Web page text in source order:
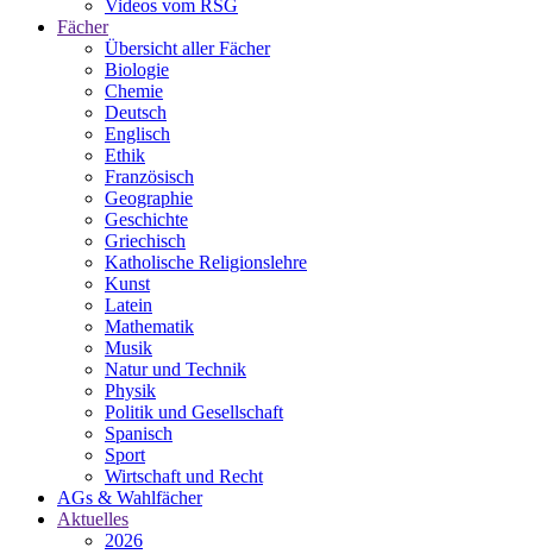
Videos vom RSG
Fächer
Übersicht aller Fächer
Biologie
Chemie
Deutsch
Englisch
Ethik
Französisch
Geographie
Geschichte
Griechisch
Katholische Religionslehre
Kunst
Latein
Mathematik
Musik
Natur und Technik
Physik
Politik und Gesellschaft
Spanisch
Sport
Wirtschaft und Recht
AGs & Wahlfächer
Aktuelles
2026